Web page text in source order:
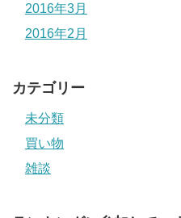
2016年3月
2016年2月
カテゴリー
未分類
買い物
雑談